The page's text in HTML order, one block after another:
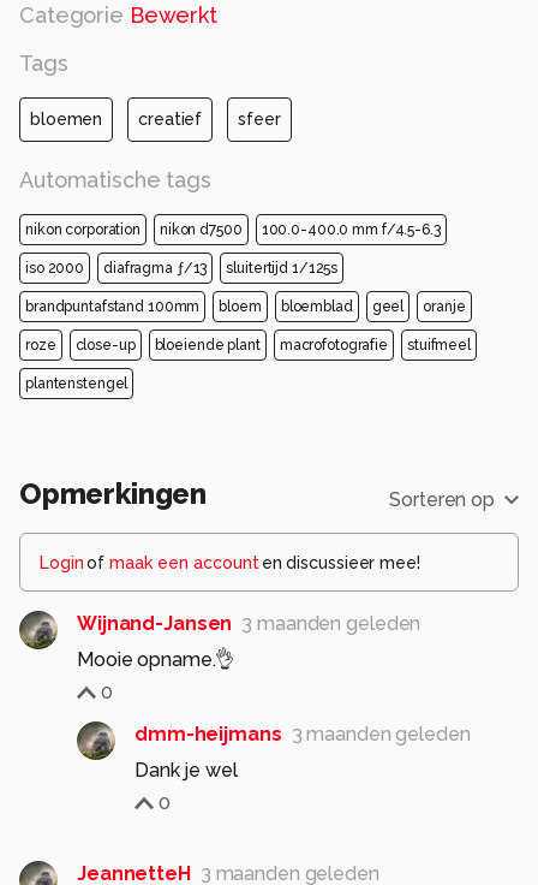
Categorie Bewerkt
Tags
bloemen creatief sfeer
Automatische tags
nikon corporation nikon d7500 100.0-400.0 mm f/4.5-6.3
iso 2000 diafragma ƒ/13 sluitertijd 1/125s
brandpuntafstand 100mm bloem bloemblad geel oranje
roze close-up bloeiende plant macrofotografie stuifmeel
plantenstengel
Opmerkingen Sorteren op
Loginof maak een account en discussieer mee!
Wijnand-Jansen 3 maanden geleden
Mooie opname.👌
0
dmm-heijmans 3 maanden geleden
Dank je wel
0
JeannetteH 3 maanden geleden